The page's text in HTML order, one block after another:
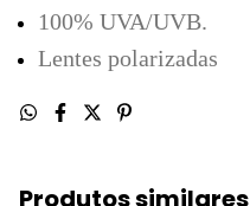
100% UVA/UVB.
Lentes polarizadas
Produtos similares